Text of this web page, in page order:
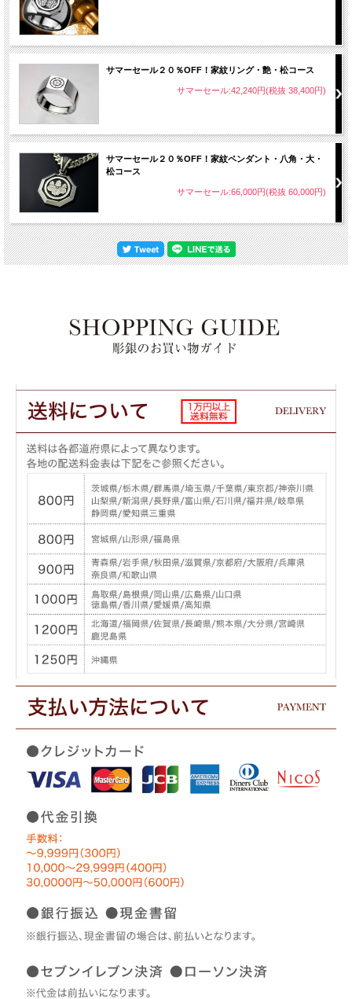
サマーセール２０％OFF！家紋リング・艶・松コース
サマーセール:42,240円(税抜 38,400円)
サマーセール２０％OFF！家紋ペンダント・八角・大・
松コース
サマーセール:66,000円(税抜 60,000円)